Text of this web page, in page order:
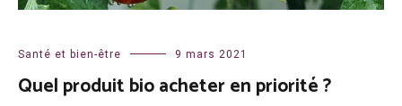
Santé et bien-être 9 mars 2021
Quel produit bio acheter en priorité ?